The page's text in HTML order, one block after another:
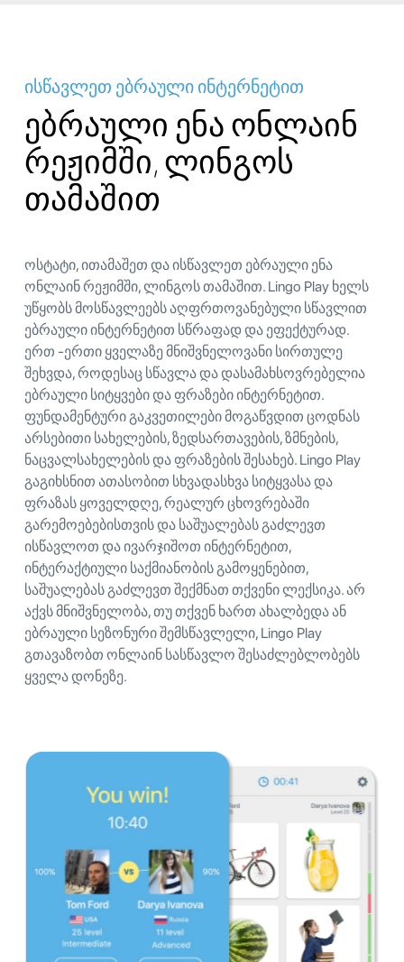
ისწავლეთ ებრაული ინტერნეტით
ებრაული ენა ონლაინ
რეჟიმში, ლინგოს
თამაშით
ოსტატი, ითამაშეთ და ისწავლეთ ებრაული ენა
ონლაინ რეჟიმში, ლინგოს თამაშით. Lingo Play ხელს
უწყობს მოსწავლეებს აღფრთოვანებული სწავლით
ებრაული ინტერნეტით სწრაფად და ეფექტურად.
ერთ -ერთი ყველაზე მნიშვნელოვანი სირთულე
შეხვდა, როდესაც სწავლა და დასამახსოვრებელია
ებრაული სიტყვები და ფრაზები ინტერნეტით.
ფუნდამენტური გაკვეთილები მოგაწვდით ცოდნას
არსებითი სახელების, ზედსართავების, ზმნების,
ნაცვალსახელების და ფრაზების შესახებ. Lingo Play
გაგიხსნით ათასობით სხვადასხვა სიტყვასა და
ფრაზას ყოველდღე, რეალურ ცხოვრებაში
გარემოებებისთვის და საშუალებას გაძლევთ
ისწავლოთ და ივარჯიშოთ ინტერნეტით,
ინტერაქტიული საქმიანობის გამოყენებით,
საშუალებას გაძლევთ შექმნათ თქვენი ლექსიკა. არ
აქვს მნიშვნელობა, თუ თქვენ ხართ ახალბედა ან
ებრაული სეზონური შემსწავლელი, Lingo Play
გთავაზობთ ონლაინ სასწავლო შესაძლებლობებს
ყველა დონეზე.